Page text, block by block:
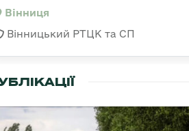
Вінниця
Вінницький РТЦК та СП